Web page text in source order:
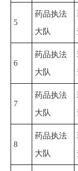
5
药品执法
大队
6
药品执法
大队
7
药品执法
大队
8
药品执法
大队